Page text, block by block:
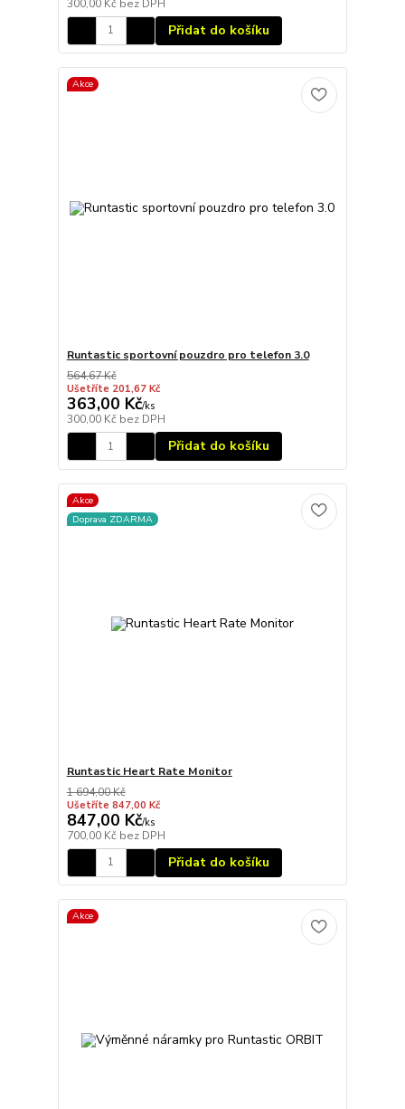
300,00 Kč bez DPH
Přidat do košíku
Akce
Runtastic sportovní pouzdro pro telefon 3.0
564,67 Kč
Ušetříte 201,67 Kč
363,00 Kč/ks
300,00 Kč bez DPH
Přidat do košíku
Akce
Doprava ZDARMA
Runtastic Heart Rate Monitor
1 694,00 Kč
Ušetříte 847,00 Kč
847,00 Kč/ks
700,00 Kč bez DPH
Přidat do košíku
Akce